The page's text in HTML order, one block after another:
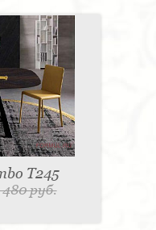
T245
480 руб.